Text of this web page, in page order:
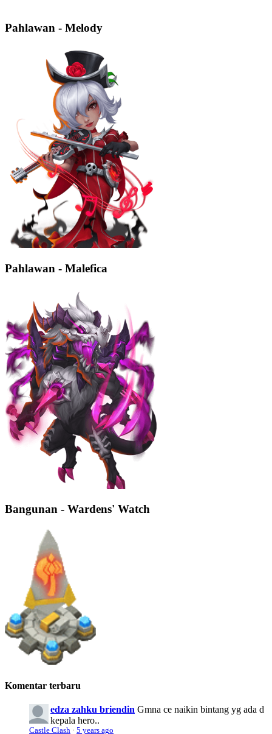
Pahlawan - Melody
Pahlawan - Malefica
Bangunan - Wardens' Watch
Komentar terbaru
edza zahku briendin Gmna ce naikin bintang yg ada d
kepala hero..
Castle Clash · 5 years ago